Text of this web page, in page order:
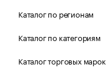
Каталог по регионам
Каталог по категориям
Каталог торговых марок